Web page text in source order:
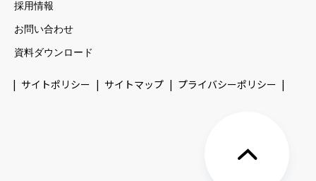
採用情報
お問い合わせ
資料ダウンロード
サイトポリシー サイトマップ プライバシーポリシー